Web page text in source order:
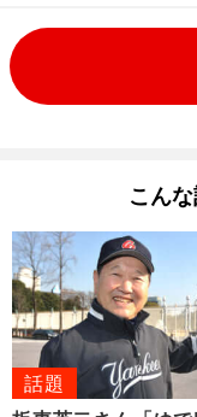
こん
話題